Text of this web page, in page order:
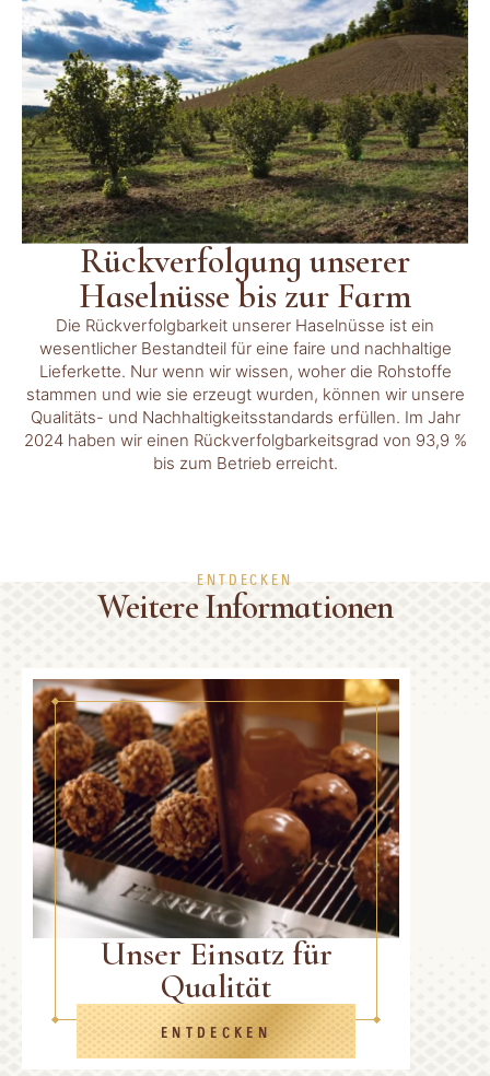
Rückverfolgung unserer
Haselnüsse bis zur Farm
Die Rückverfolgbarkeit unserer Haselnüsse ist ein
wesentlicher Bestandteil für eine faire und nachhaltige
Lieferkette. Nur wenn wir wissen, woher die Rohstoffe
stammen und wie sie erzeugt wurden, können wir unsere
Qualitäts- und Nachhaltigkeitsstandards erfüllen. Im Jahr
2024 haben wir einen Rückverfolgbarkeitsgrad von 93,9 %
bis zum Betrieb erreicht.
ENTDECKEN
Weitere Informationen
Unser Einsatz für
Qualität
ENTDECKEN